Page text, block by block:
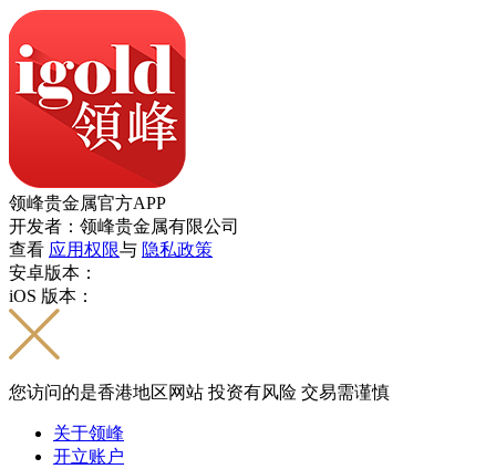
领峰贵金属官方APP
开发者：领峰贵金属有限公司
查看 应用权限与 隐私政策
安卓版本：
iOS 版本：
您访问的是香港地区网站 投资有风险 交易需谨慎
关于领峰
开立账户